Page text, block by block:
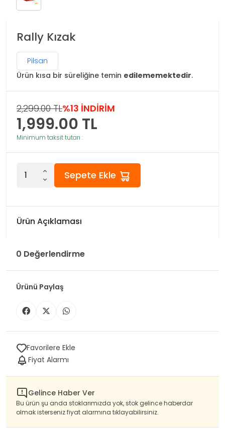
Rally Kızak
Pilsan
Ürün kısa bir süreliğine temin edilememektedir.
2,299.00 TL%13 İNDİRİM
1,999.00 TL
Minimum taksit tutarı :
Sepete Ekle
Ürün Açıklaması
0 Değerlendirme
Ürünü Paylaş
Favorilere Ekle
Fiyat Alarmı
Gelince Haber Ver
Bu ürün şu anda stoklarımızda yok, stok gelince haberdar
olmak isterseniz fiyat alarmına tıklayabilirsiniz.